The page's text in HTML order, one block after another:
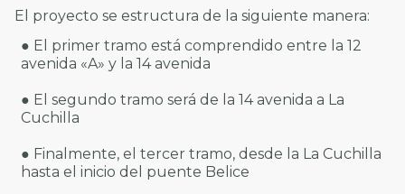
El proyecto se estructura de la siguiente manera:
● El primer tramo está comprendido entre la 12
avenida «A» y la 14 avenida
● El segundo tramo será de la 14 avenida a La
Cuchilla
● Finalmente, el tercer tramo, desde la La Cuchilla
hasta el inicio del puente Belice